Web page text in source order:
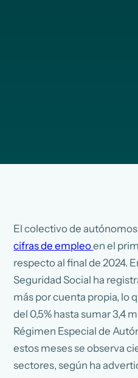
El colectivo de autónomos
cifras de empleoen el
respecto al final de 2024.
Seguridad Social ha
más por cuenta propia, lo
del 0,5% hasta sumar 3,4
Régimen Especial de
estos meses se observa
sectores, según ha